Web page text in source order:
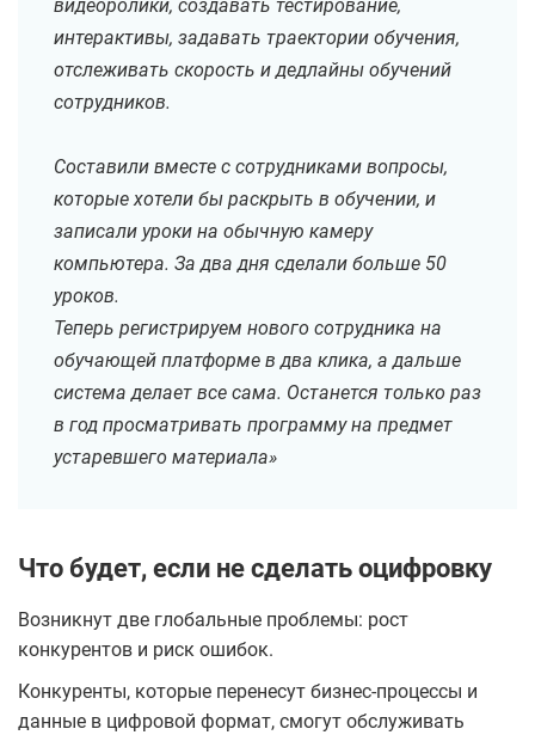
видеоролики, создавать тестирование,
интерактивы, задавать траектории обучения,
отслеживать скорость и дедлайны обучений
сотрудников.
Составили вместе с сотрудниками вопросы,
которые хотели бы раскрыть в обучении, и
записали уроки на обычную камеру
компьютера. За два дня сделали больше 50
уроков.
Теперь регистрируем нового сотрудника на
обучающей платформе в два клика, а дальше
система делает все сама. Останется только раз
в год просматривать программу на предмет
устаревшего материала»
Что будет, если не сделать оцифровку
Возникнут две глобальные проблемы: рост
конкурентов и риск ошибок.
Конкуренты, которые перенесут бизнес-процессы и
данные в цифровой формат, смогут обслуживать